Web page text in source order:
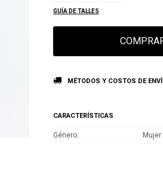
GUÍA DE TALLES
MÉTODOS Y COSTOS DE
CARACTERÍSTICAS
Género Mujer